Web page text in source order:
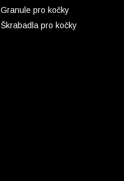
Granule pro kočky
Škrabadla pro kočky